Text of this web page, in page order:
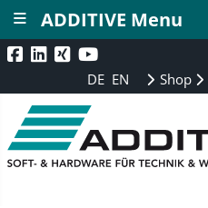
DE EN Shop
ADDITIVE Menu
≡